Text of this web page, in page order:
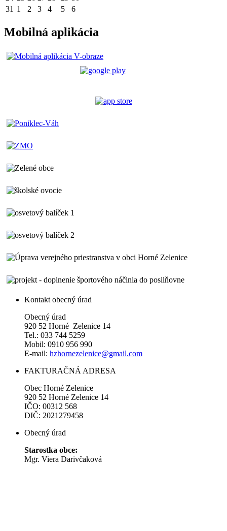
31 1 2 3 4 5 6
Mobilná aplikácia
Kontakt obecný úrad
Obecný úrad
920 52 Horné Zelenice 14
Tel.: 033 744 5259
Mobil: 0910 956 990
E-mail: hzhornezelenice@gmail.com
FAKTURAČNÁ ADRESA
Obec Horné Zelenice
920 52 Horné Zelenice 14
IČO: 00312 568
DIČ: 2021279458
Obecný úrad
Starostka obce:
Mgr. Viera Darivčaková